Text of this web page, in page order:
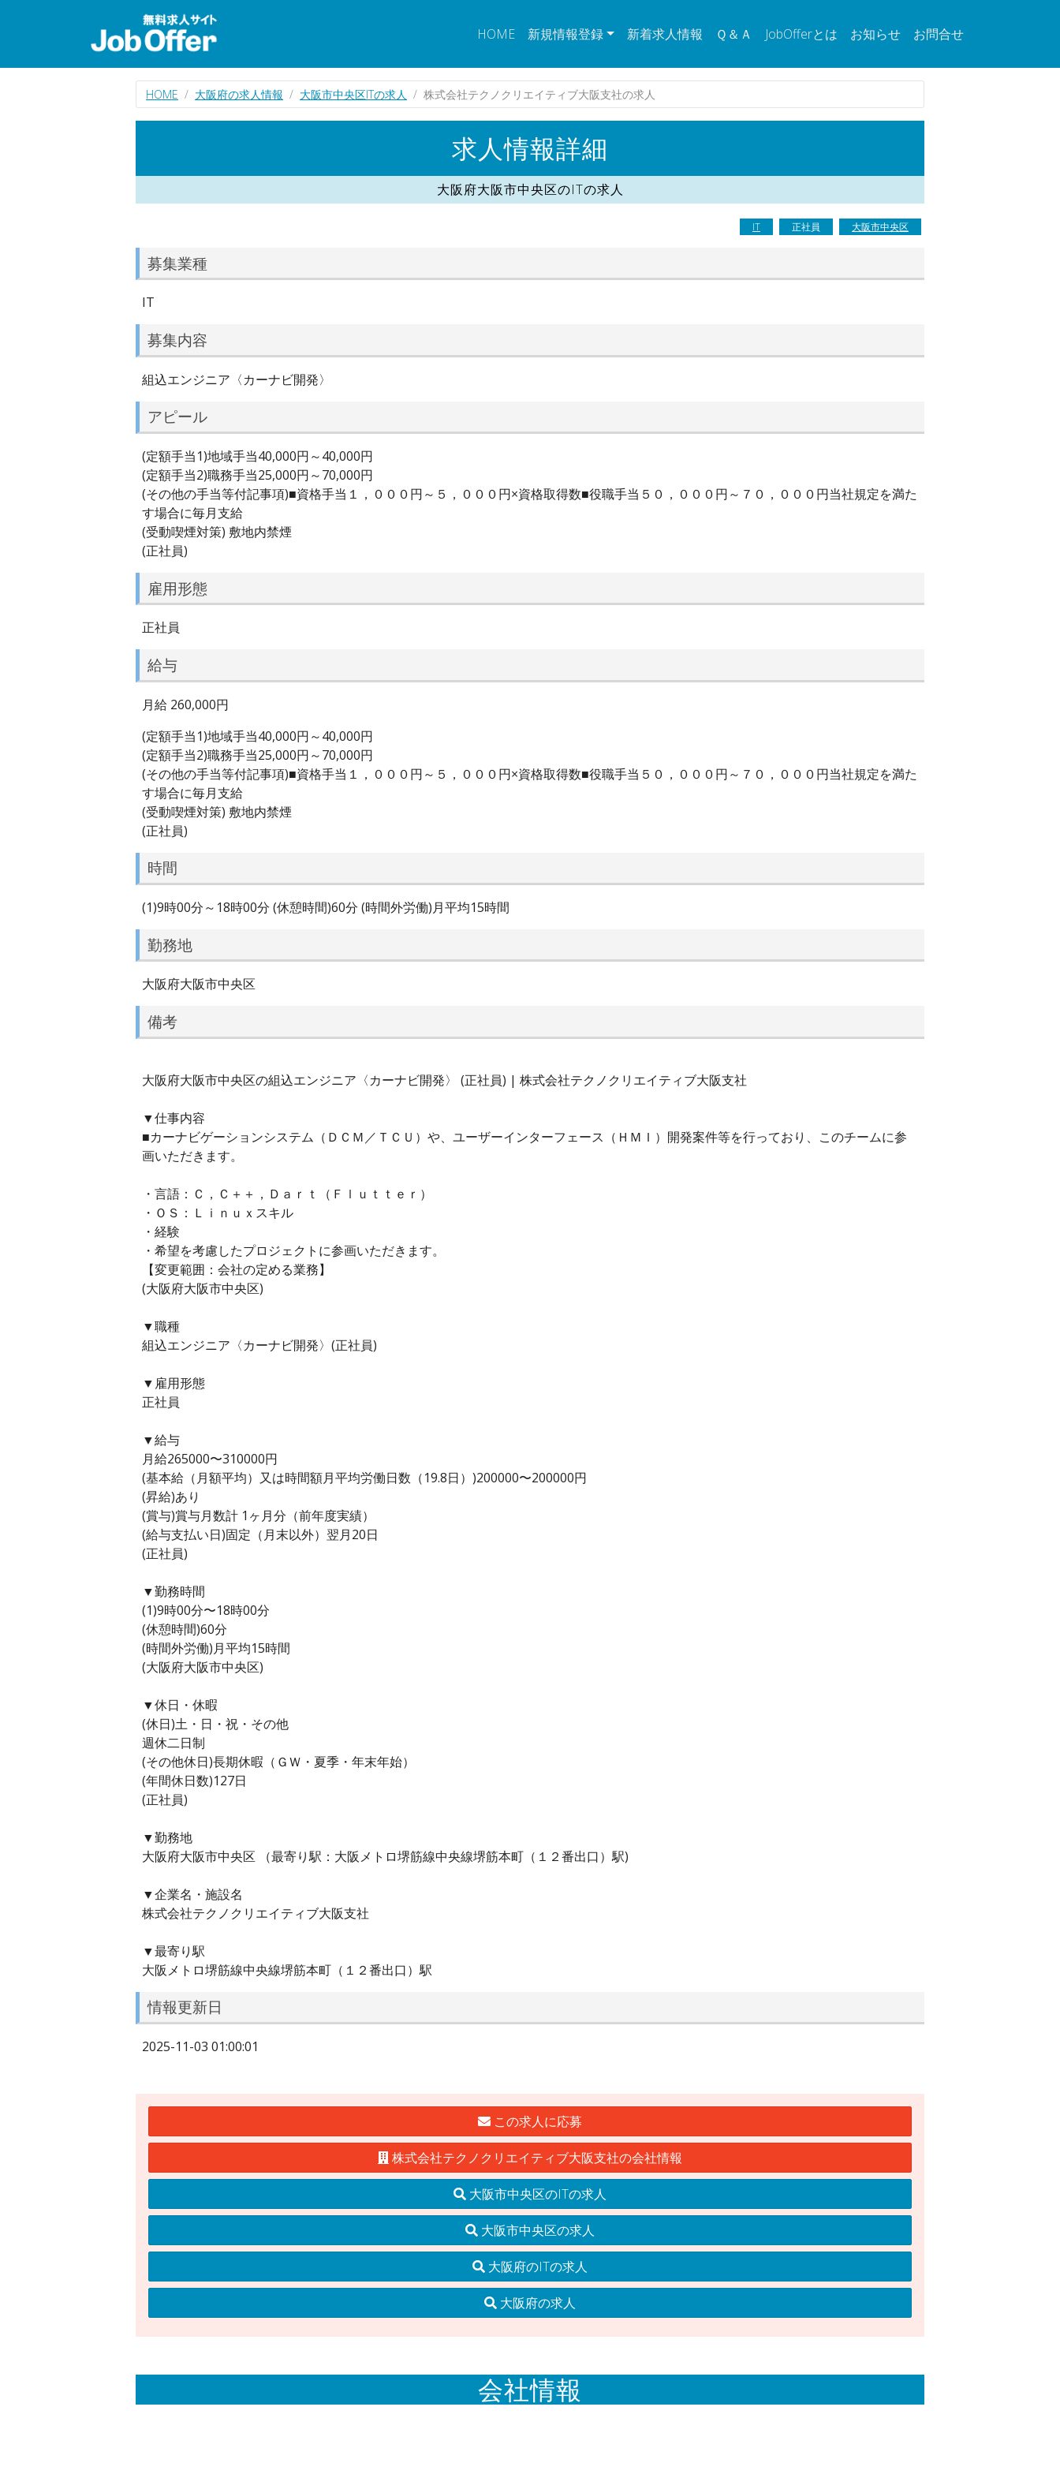
HOME 新規情報登録 新着求人情報 Ｑ＆Ａ JobOfferとは お知らせ お問合せ
HOME 大阪府の求人情報 大阪市中央区ITの求人 株式会社テクノクリエイティブ大阪支社の求人
求人情報詳細
大阪府大阪市中央区のITの求人
IT 正社員 大阪市中央区
募集業種
IT
募集内容
組込エンジニア〈カーナビ開発〉
アピール
(定額手当1)地域手当40,000円～40,000円
(定額手当2)職務手当25,000円～70,000円
(その他の手当等付記事項)■資格手当１，０００円～５，０００円×資格取得数■役職手当５０，０００円～７０，０００円当社規定を満た
す場合に毎月支給
(受動喫煙対策) 敷地内禁煙
(正社員)
雇用形態
正社員
給与
月給 260,000円
(定額手当1)地域手当40,000円～40,000円
(定額手当2)職務手当25,000円～70,000円
(その他の手当等付記事項)■資格手当１，０００円～５，０００円×資格取得数■役職手当５０，０００円～７０，０００円当社規定を満た
す場合に毎月支給
(受動喫煙対策) 敷地内禁煙
(正社員)
時間
(1)9時00分～18時00分 (休憩時間)60分 (時間外労働)月平均15時間
勤務地
大阪府大阪市中央区
備考
大阪府大阪市中央区の組込エンジニア〈カーナビ開発〉 (正社員) | 株式会社テクノクリエイティブ大阪支社
▼仕事内容
■カーナビゲーションシステム（ＤＣＭ／ＴＣＵ）や、ユーザーインターフェース（ＨＭＩ）開発案件等を行っており、このチームに参
画いただきます。
・言語：Ｃ，Ｃ＋＋，Ｄａｒｔ（Ｆｌｕｔｔｅｒ）
・ＯＳ：Ｌｉｎｕｘスキル
・経験
・希望を考慮したプロジェクトに参画いただきます。
【変更範囲：会社の定める業務】
(大阪府大阪市中央区)
▼職種
組込エンジニア〈カーナビ開発〉(正社員)
▼雇用形態
正社員
▼給与
月給265000〜310000円
(基本給（月額平均）又は時間額月平均労働日数（19.8日）)200000〜200000円
(昇給)あり
(賞与)賞与月数計 1ヶ月分（前年度実績）
(給与支払い日)固定（月末以外）翌月20日
(正社員)
▼勤務時間
(1)9時00分〜18時00分
(休憩時間)60分
(時間外労働)月平均15時間
(大阪府大阪市中央区)
▼休日・休暇
(休日)土・日・祝・その他
週休二日制
(その他休日)長期休暇（ＧＷ・夏季・年末年始）
(年間休日数)127日
(正社員)
▼勤務地
大阪府大阪市中央区 （最寄り駅：大阪メトロ堺筋線中央線堺筋本町（１２番出口）駅)
▼企業名・施設名
株式会社テクノクリエイティブ大阪支社
▼最寄り駅
大阪メトロ堺筋線中央線堺筋本町（１２番出口）駅
情報更新日
2025-11-03 01:00:01
この求人に応募
株式会社テクノクリエイティブ大阪支社の会社情報
大阪市中央区のITの求人
大阪市中央区の求人
大阪府のITの求人
大阪府の求人
会社情報